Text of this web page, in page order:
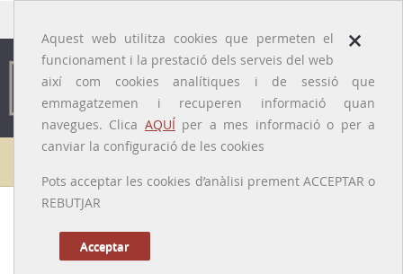
×
Aquest web utilitza cookies que permeten el
funcionament i la prestació dels serveis del web
així com cookies analítiques i de sessió que
emmagatzemen i recuperen informació quan
navegues. Clica AQUÍper a mes informació o per a
canviar la configuració de les cookies
Pots acceptar les cookies d’anàlisi prement ACCEPTAR o
REBUTJAR
Acceptar
2025